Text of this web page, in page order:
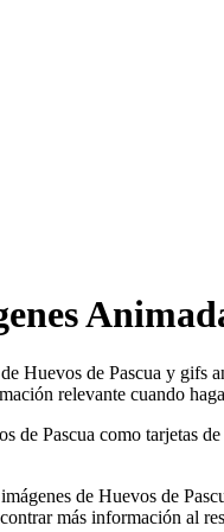
Huevos de Pascua y
relevante cuando
de Pascua como tarjetas
de Huevos de
más información al